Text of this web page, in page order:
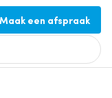
Maak een afspraak